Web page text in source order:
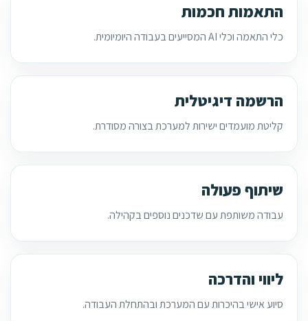
התאמות חכמות
כלי התאמה וכלי AI המסייעים בעבודה היומיומית.
הרשמה דיגיטלית
קליטת מועמדים ישירות למערכת בצורה מסודרת.
שיתוף פעולה
עבודה משותפת עם שדכנים נוספים בקהילה.
ליווי והדרכה
סיוע אישי בהיכרות עם המערכת ובהתחלת העבודה.